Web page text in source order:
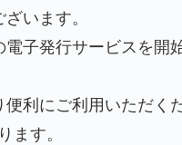
います。
子発行サービスを開
利にご利用いただく
ます。